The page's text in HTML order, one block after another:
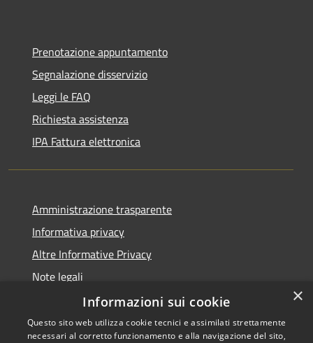
Prenotazione appuntamento
Segnalazione disservizio
Leggi le FAQ
Richiesta assistenza
IPA Fattura elettronica
Amministrazione trasparente
Informativa privacy
Altre Informative Privacy
Note legali
Dichiarazione di accessibilità
×
Informazioni sui cookie
Questo sito web utilizza cookie tecnici e assimilati strettamente
necessari al corretto funzionamento e alla navigazione del sito,